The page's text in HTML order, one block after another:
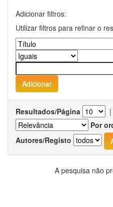
Adicionar filtros:
Utilizar filtros para refinar o
Resultados/Página |
Por
Autores/Registo
A pesquisa não